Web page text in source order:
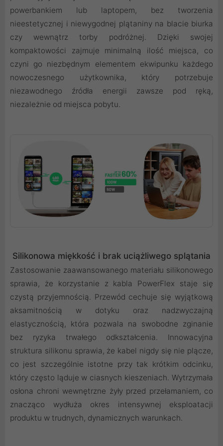
powerbankiem lub laptopem, bez tworzenia
nieestetycznej i niewygodnej plątaniny na blacie biurka
czy wewnątrz torby podróżnej. Dzięki swojej
kompaktowości zajmuje minimalną ilość miejsca, co
czyni go niezbędnym elementem ekwipunku każdego
nowoczesnego użytkownika, który potrzebuje
niezawodnego źródła energii zawsze pod ręką,
niezależnie od miejsca pobytu.
Silikonowa miękkość i brak uciążliwego splątania
Zastosowanie zaawansowanego materiału silikonowego
sprawia, że korzystanie z kabla PowerFlex staje się
czystą przyjemnością. Przewód cechuje się wyjątkową
aksamitnością w dotyku oraz nadzwyczajną
elastycznością, która pozwala na swobodne zginanie
bez ryzyka trwałego odkształcenia. Innowacyjna
struktura silikonu sprawia, że kabel nigdy się nie plącze,
co jest szczególnie istotne przy tak krótkim odcinku,
który często ląduje w ciasnych kieszeniach. Wytrzymała
osłona chroni wewnętrzne żyły przed przełamaniem, co
znacząco wydłuża okres intensywnej eksploatacji
produktu w trudnych, dynamicznych warunkach.